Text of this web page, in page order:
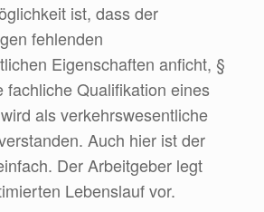
ist, dass der
fehlenden
Eigenschaften anficht, §
fachliche Qualifikation eines
als verkehrswesentliche
Auch hier ist der
Der Arbeitgeber legt
Lebenslauf vor.